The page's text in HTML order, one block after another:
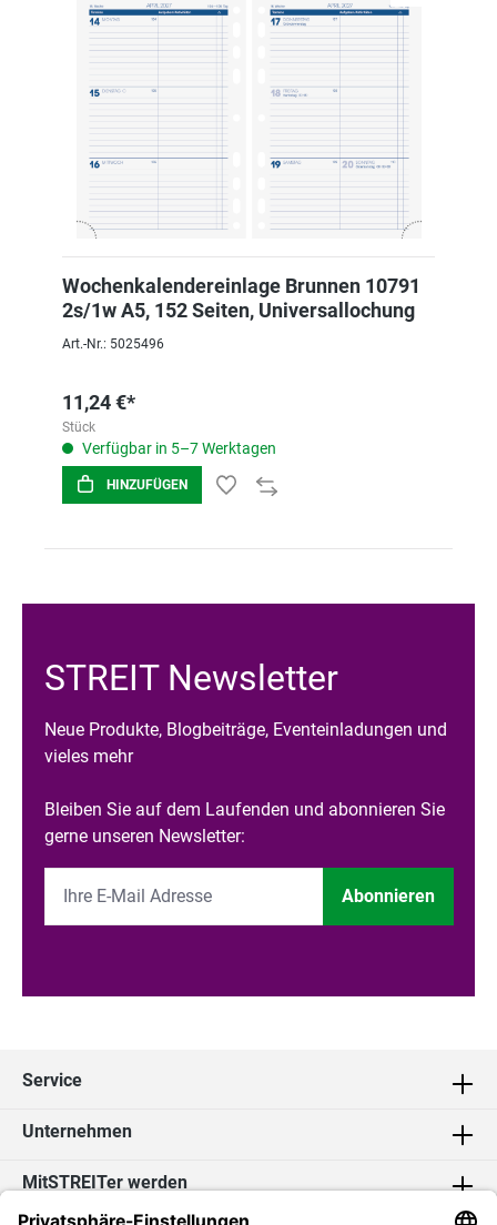
Wochenkalendereinlage Brunnen 10791
2s/1w A5, 152 Seiten, Universallochung
Art.-Nr.: 5025496
11,24 €*
Stück
Verfügbar in 5–7 Werktagen
HINZUFÜGEN
STREIT Newsletter
Neue Produkte, Blogbeiträge, Eventeinladungen und
vieles mehr
Bleiben Sie auf dem Laufenden und abonnieren Sie
gerne unseren Newsletter:
Abonnieren
Service
Unternehmen
MitSTREITer werden